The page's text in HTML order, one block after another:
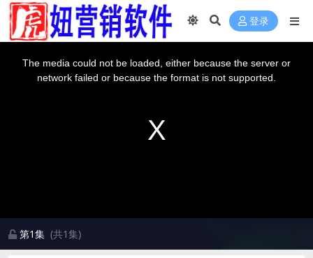
登录
The media could not be loaded, either because the server or
network failed or because the format is not supported.
第1集 (共1集)